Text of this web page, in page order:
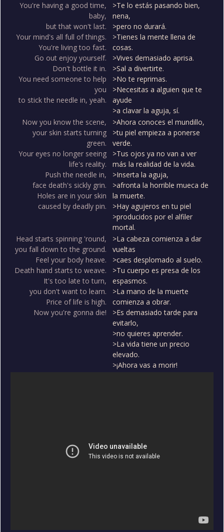
You're having a good time,
baby,
but that won't last.
Your mind's all full of things.
You're living too fast.
Go out enjoy yourself.
Don't bottle it in.
You need someone to help
you
to stick the needle in, yeah.
>Te lo estás pasando bien,
nena,
>pero no durará.
>Tienes la mente llena de
cosas.
>Vives demasiado aprisa.
>Sal a divertirte.
>No te reprimas.
>Necesitas a alguien que te
ayude
>a clavar la aguja, sí.
Now you know the scene,
your skin starts turning
green.
Your eyes no longer seeing
life's reality.
Push the needle in,
face death's sickly grin.
Holes are in your skin
caused by deadly pin.
>Ahora conoces el mundillo,
>tu piel empieza a ponerse
verde.
>Tus ojos ya no van a ver
más la realidad de la vida.
>Inserta la aguja,
>afronta la horrible mueca de
la muerte.
>Hay agujeros en tu piel
>producidos por el alfiler
mortal.
Head starts spinning 'round,
you fall down to the ground.
Feel your body heave.
Death hand starts to weave.
It's too late to turn,
you don't want to learn.
Price of life is high.
Now you're gonna die!
>La cabeza comienza a dar
vueltas
>caes desplomado al suelo.
>Tu cuerpo es presa de los
espasmos.
>La mano de la muerte
comienza a obrar.
>Es demasiado tarde para
evitarlo,
>no quieres aprender.
>La vida tiene un precio
elevado.
>¡Ahora vas a morir!